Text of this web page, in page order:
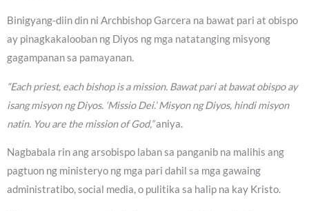
Binigyang-diin din ni Archbishop Garcera na bawat pari at obispo
ay pinagkakalooban ng Diyos ng mga natatanging misyong
gagampanan sa pamayanan.
“Each priest, each bishop is a mission. Bawat pari at bawat obispo ay
isang misyon ng Diyos. ‘Missio Dei.’ Misyon ng Diyos, hindi misyon
natin. You are the mission of God,”aniya.
Nagbabala rin ang arsobispo laban sa panganib na malihis ang
pagtuon ng ministeryo ng mga pari dahil sa mga gawaing
administratibo, social media, o pulitika sa halip na kay Kristo.